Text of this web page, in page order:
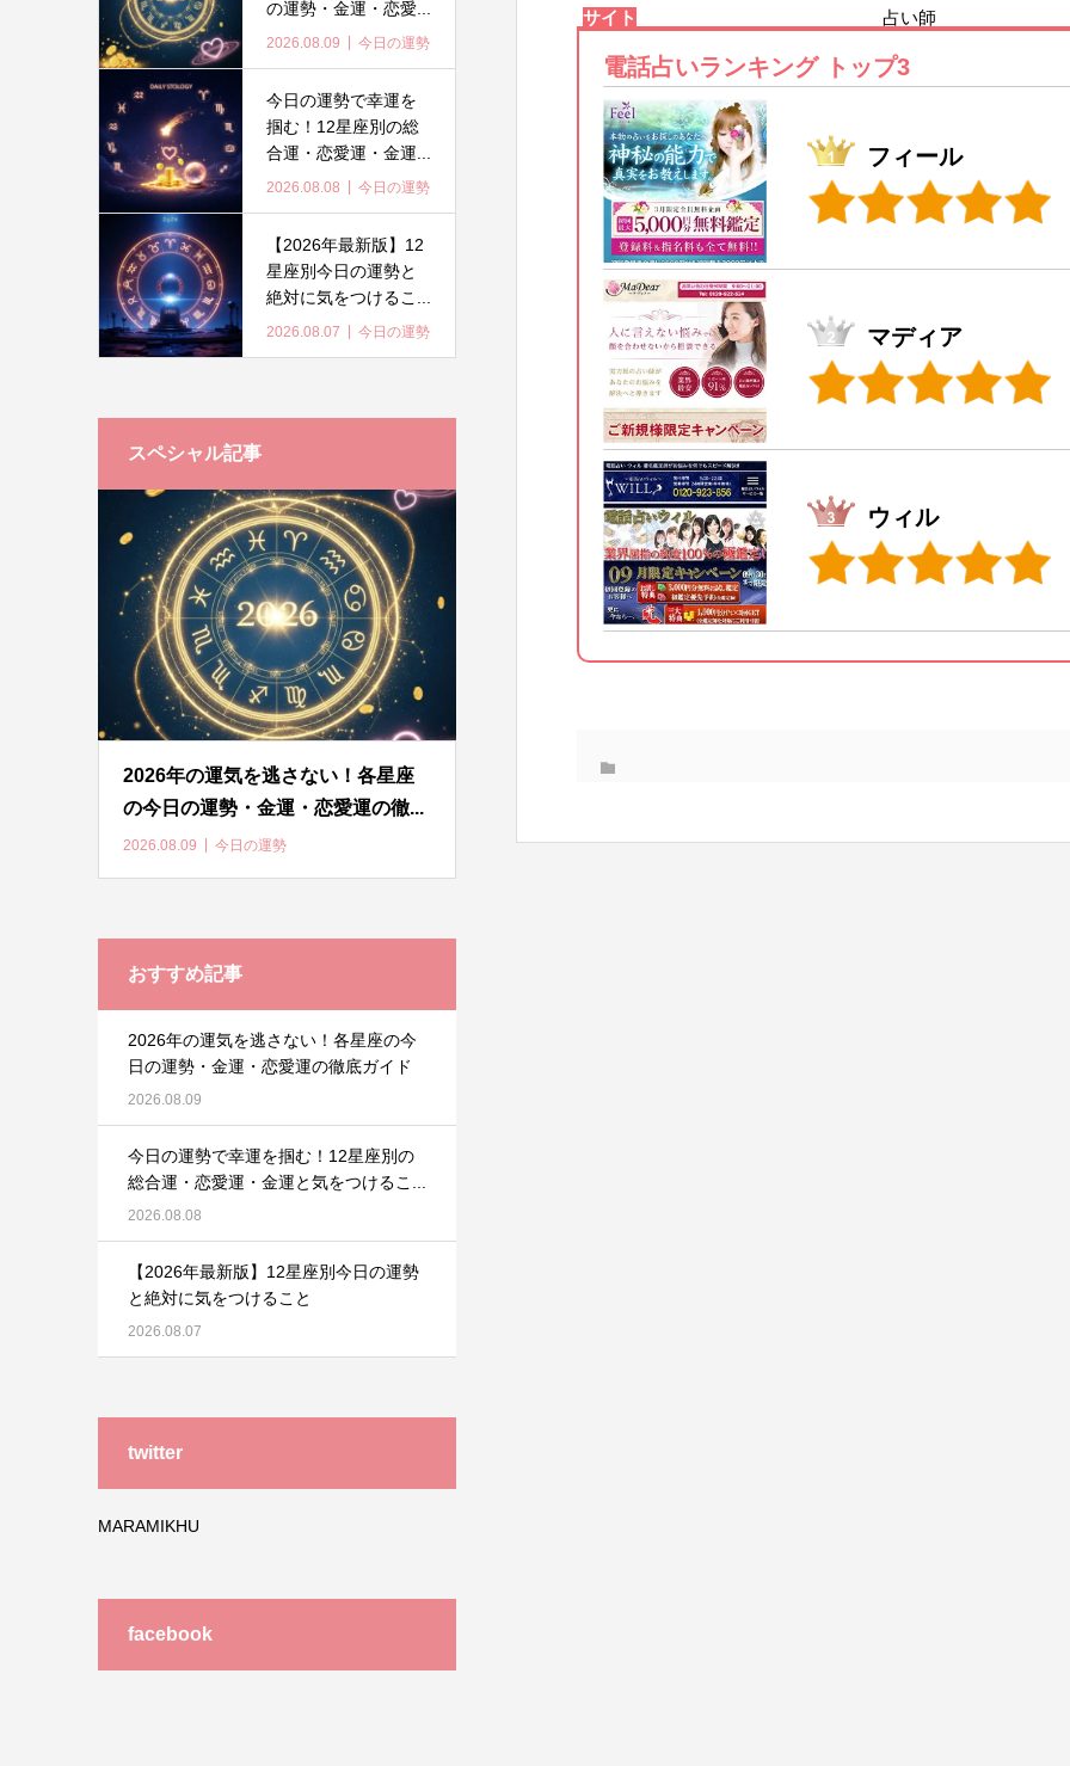
サイト 占い師
電話占いランキング トップ3
フィール
マディア
ウィル
の運勢・金運・恋愛...
2026.08.09 今日の運勢
今日の運勢で幸運を
掴む！12星座別の総
合運・恋愛運・金運...
2026.08.08 今日の運勢
【2026年最新版】12
星座別今日の運勢と
絶対に気をつけるこ...
2026.08.07 今日の運勢
スペシャル記事
2026年の運気を逃さない！各星座
の今日の運勢・金運・恋愛運の徹...
2026.08.09 今日の運勢
おすすめ記事
2026年の運気を逃さない！各星座の今
日の運勢・金運・恋愛運の徹底ガイド
2026.08.09
今日の運勢で幸運を掴む！12星座別の
総合運・恋愛運・金運と気をつけるこ...
2026.08.08
【2026年最新版】12星座別今日の運勢
と絶対に気をつけること
2026.08.07
twitter
MARAMIKHU
facebook